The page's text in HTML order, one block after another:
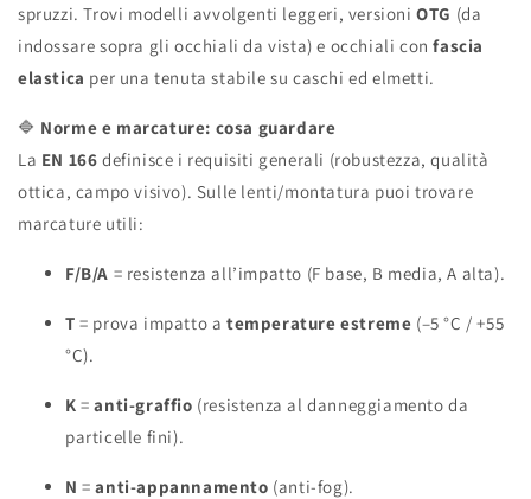
spruzzi. Trovi modelli avvolgenti leggeri, versioniOTG (da
indossare sopra gli occhiali da vista) e occhiali confascia
elastica per una tenuta stabile su caschi ed elmetti.
🔷 Norme e marcature: cosa guardare
La EN 166 definisce i requisiti generali (robustezza, qualità
ottica, campo visivo). Sulle lenti/montatura puoi trovare
marcature utili:
F/B/A = resistenza all’impatto (F base, B media, A alta).
T = prova impatto atemperature estreme (–5 °C / +55
°C).
K =anti-graffio (resistenza al danneggiamento da
particelle fini).
N =anti-appannamento (anti-fog).